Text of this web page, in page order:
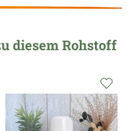
diesem Rohstoff